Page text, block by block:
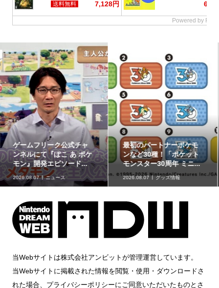
ポケモンの姿のソフビ貯
金箱「ポケモンコインバ
ンク」に、ゲンガーな...
2026.08.07 グッズ情報
8月7日より事前抽選開
始！ 高知県にて「N響メ
ンバーによるポケモン...
2026.08.07 イベント情報
当Webサイトは株式会社アンビットが管理運営しています。
当Webサイトに掲載された情報を閲覧・使用・ダウンロードさ
れた場合、プライバシーポリシーにご同意いただいたものとさ